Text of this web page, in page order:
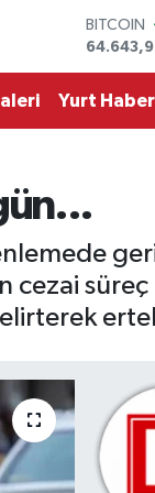
DOLAR
47,6006
EURO
55,0250
13.799
BITCOIN
Yurt
geri
cezai